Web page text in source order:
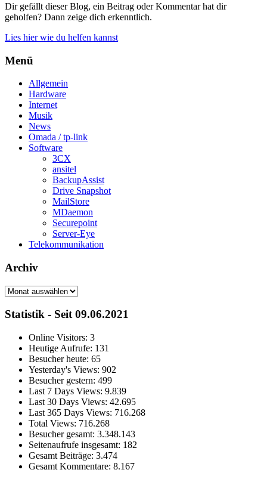
Dir gefällt dieser Blog, ein Beitrag oder Kommentar hat dir
geholfen? Dann zeige dich erkenntlich.
Lies hier wie du helfen kannst
Menü
Allgemein
Hardware
Internet
Musik
News
Omada / tp-link
Software
3CX
ansitel
BackupAssist
Drive Snapshot
MailStore
MDaemon
Securepoint
Server-Eye
Telekommunikation
Archiv
Archiv
Statistik - Seit 09.06.2021
Online Visitors: 3
Heutige Aufrufe: 131
Besucher heute: 65
Yesterday's Views: 902
Besucher gestern: 499
Last 7 Days Views: 9.839
Last 30 Days Views: 42.695
Last 365 Days Views: 716.268
Total Views: 716.268
Besucher gesamt: 3.348.143
Seitenaufrufe insgesamt: 182
Gesamt Beiträge: 3.474
Gesamt Kommentare: 8.167